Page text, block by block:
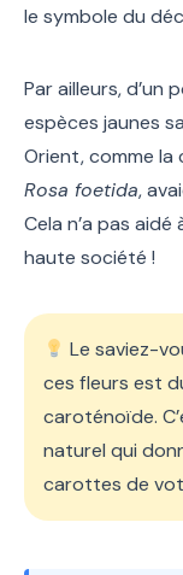
le symbole du
Par ailleurs, d’un
espèces jaunes
Orient, comme la
Rosa foetida,
Cela n’a pas
haute société !
Le saviez-
ces fleurs est
caroténoïde.
naturel qui
carottes de